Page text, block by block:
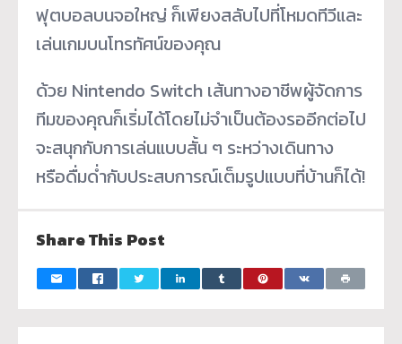
ฟุตบอลบนจอใหญ่ ก็เพียงสลับไปที่โหมดทีวีและ
เล่นเกมบนโทรทัศน์ของคุณ
ด้วย Nintendo Switch เส้นทางอาชีพผู้จัดการ
ทีมของคุณก็เริ่มได้โดยไม่จำเป็นต้องรออีกต่อไป
จะสนุกกับการเล่นแบบสั้น ๆ ระหว่างเดินทาง
หรือดื่มด่ำกับประสบการณ์เต็มรูปแบบที่บ้านก็ได้!
Share This Post